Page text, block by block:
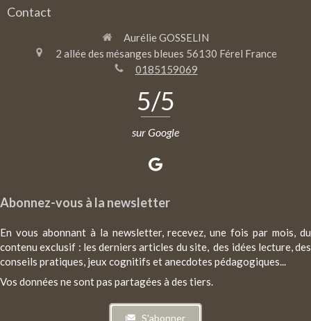
Contact
Aurélie GOSSELIN
2 allée des mésanges bleues 56130 Férel France
0185159069
5/5
sur Google
Abonnez-vous à la newsletter
En vous abonnant à la newsletter, recevez, une fois par mois, du
contenu exclusif : les derniers articles du site, des idées lecture, des
conseils pratiques, jeux cognitifs et anecdotes pédagogiques...
Vos données ne sont pas partagées à des tiers.
S'abonner